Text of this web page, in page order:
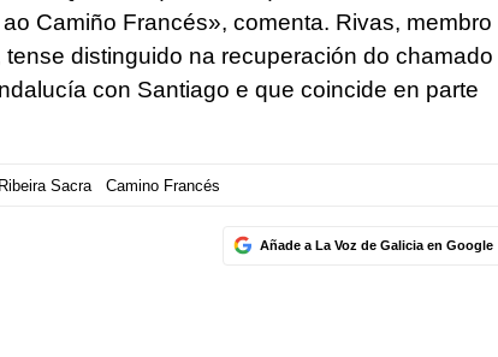
Camiño Francés», comenta. Rivas, membro
distinguido na recuperación do chamado
con Santiago e que coincide en parte
Ribeira Sacra Camino Francés
Añade a La Voz de Galicia en Google